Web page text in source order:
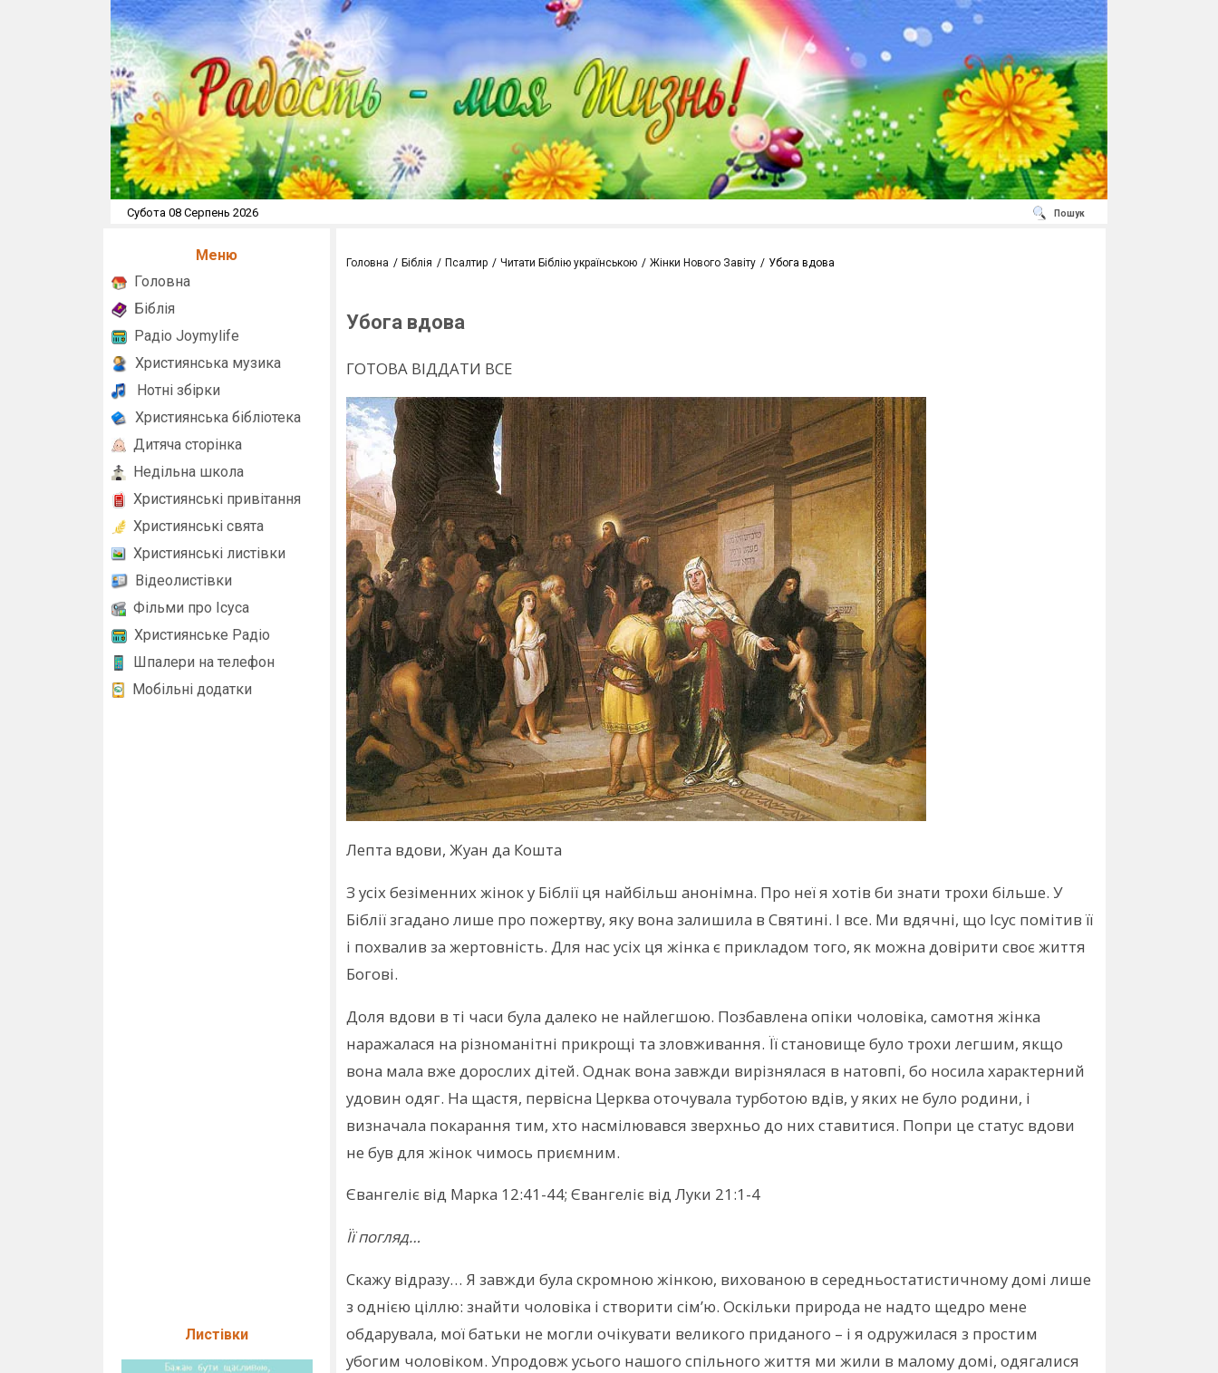
Субота 08 Серпень 2026 Пошук
Меню
Головна
Біблія
Радіо Joymylife
Християнська музика
Нотні збірки
Християнська бібліотека
Дитяча сторінка
Недільна школа
Християнські привітання
Християнські свята
Християнські листівки
Відеолистівки
Фільми про Ісуса
Християнське Радіо
Шпалери на телефон
Мобільні додатки
Листівки
Головна Біблія Псалтир Читати Біблію українською Жінки Нового Завіту Убога вдова
Убога вдова
ГОТОВА ВІДДАТИ ВСЕ
Лепта вдови, Жуан да Кошта
З усіх безіменних жінок у Біблії ця найбільш анонімна. Про неї я хотів би знати трохи більше. У
Біблії згадано лише про пожертву, яку вона залишила в Святині. І все. Ми вдячні, що Ісус помітив її
і похвалив за жертовність. Для нас усіх ця жінка є прикладом того, як можна довірити своє життя
Богові.
Доля вдови в ті часи була далеко не найлегшою. Позбавлена опіки чоловіка, самотня жінка
наражалася на різноманітні прикрощі та зловживання. Її становище було трохи легшим, якщо
вона мала вже дорослих дітей. Однак вона завжди вирізнялася в натовпі, бо носила характерний
удовин одяг. На щастя, первісна Церква оточувала турботою вдів, у яких не було родини, і
визначала покарання тим, хто насмілювався зверхньо до них ставитися. Попри це статус вдови
не був для жінок чимось приємним.
Євангеліє від Марка 12:41-44; Євангеліє від Луки 21:1-4
Її погляд…
Скажу відразу… Я завжди була скромною жінкою, вихованою в середньостатистичному домі лише
з однією ціллю: знайти чоловіка і створити сім’ю. Оскільки природа не надто щедро мене
обдарувала, мої батьки не могли очікувати великого приданого – і я одружилася з простим
убогим чоловіком. Упродовж усього нашого спільного життя ми жили в малому домі, одягалися